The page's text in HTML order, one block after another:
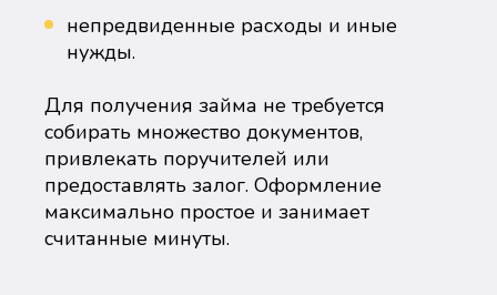
непредвиденные расходы и иные
нужды.
Для получения займа не требуется
собирать множество документов,
привлекать поручителей или
предоставлять залог. Оформление
максимально простое и занимает
считанные минуты.